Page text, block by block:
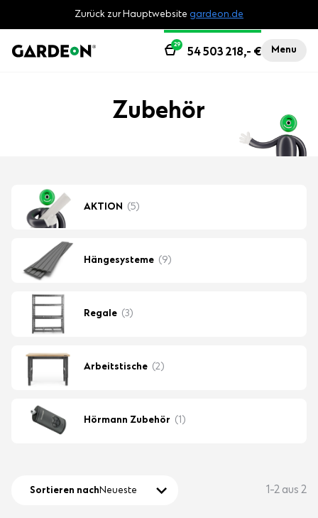
Zurück zur Hauptwebsite gardeon.de
Menu
54 503 218,- €
29
Zubehör
AKTION (5)
Hängesysteme (9)
Regale (3)
Arbeitstische (2)
Hörmann Zubehör (1)
Sortieren nachNeueste 1-2 aus 2